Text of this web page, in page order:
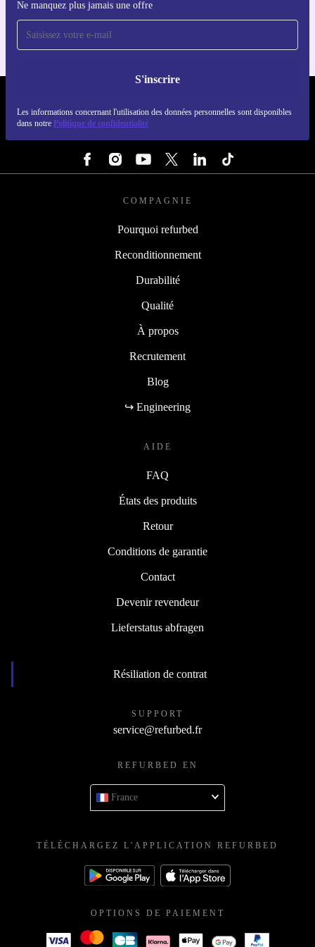
Ne manquez plus jamais une offre
S'inscrire
Les informations concernant l'utilisation des données personnelles sont disponibles
dans notre Politique de confidentialité
Pour iOS et Android
COMPAGNIE
Pourquoi refurbed
Reconditionnement
Durabilité
Qualité
À propos
Recrutement
Blog
↪ Engineering
AIDE
FAQ
États des produits
Retour
Conditions de garantie
Contact
Devenir revendeur
Lieferstatus abfragen
Résiliation de contrat
SUPPORT
service@refurbed.fr
REFURBED EN
France
TÉLÉCHARGEZ L'APPLICATION REFURBED
OPTIONS DE PAIEMENT